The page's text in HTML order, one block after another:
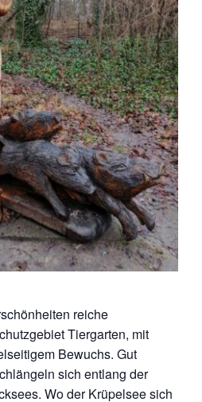
reiche
Tiergarten, mit
Bewuchs. Gut
sich entlang der
Wo der Krüpelsee sich